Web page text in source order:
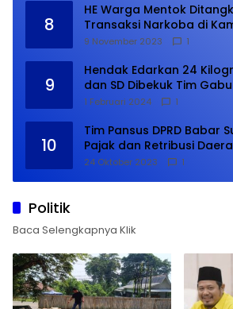
8
HE Warga Mentok
Transaksi Narkoba di
9 November 2023 1
9
Hendak Edarkan 24
dan SD Dibekuk Tim
1 Februari 2024 1
10
Tim Pansus DPRD Babar
Pajak dan Retribusi
Januari 2024
24 Oktober 2023 1
Politik
Baca Selengkapnya Klik